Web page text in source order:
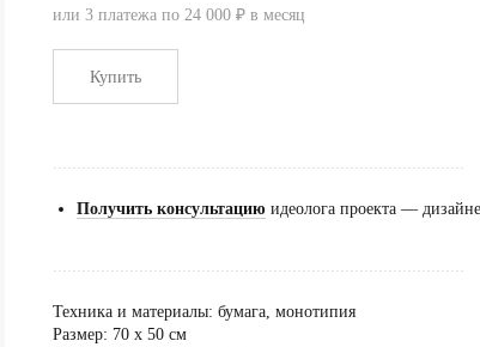
или 3 платежа по 24 000 ₽ в месяц
Купить
......................................................................................
Получить консультацию идеолога проекта —
......................................................................................
Техника и материалы: бумага, монотипия
Размер: 70 х 50 см